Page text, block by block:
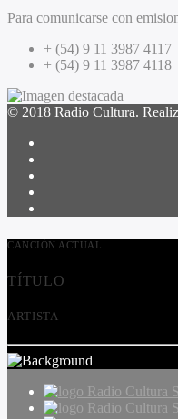
Para comunicarse con
+ (54) 9 11 3987 4117
+ (54) 9 11 3987 4118
© 2018 Radio Cultura.
CANCIÓN ACTUAL
TÍTULO
ARTISTA
Radio Cultura
Radio Cultura